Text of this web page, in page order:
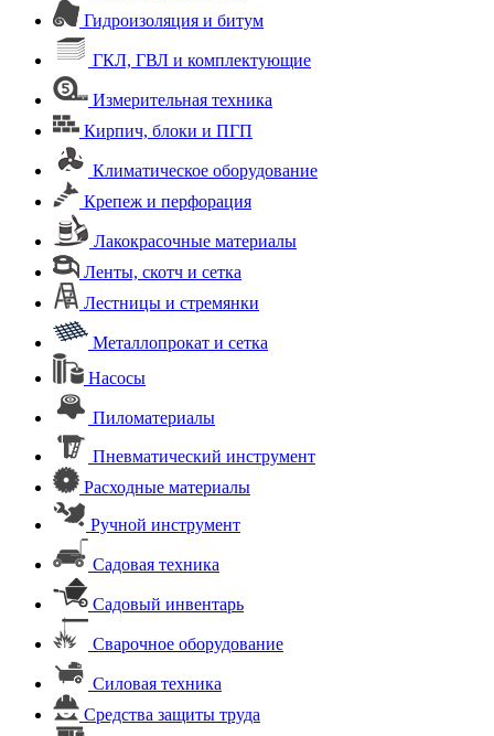
Гидроизоляция и битум
ГКЛ, ГВЛ и комплектующие
Измерительная техника
Кирпич, блоки и ПГП
Климатическое оборудование
Крепеж и перфорация
Лакокрасочные материалы
Ленты, скотч и сетка
Лестницы и стремянки
Металлопрокат и сетка
Насосы
Пиломатериалы
Пневматический инструмент
Расходные материалы
Ручной инструмент
Садовая техника
Садовый инвентарь
Сварочное оборудование
Силовая техника
Средства защиты труда